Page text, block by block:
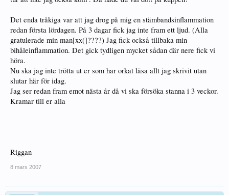
Det enda tråkiga var att jag drog på mig en stämbandsinflammation
redan första lördagen. På 3 dagar fick jag inte fram ett ljud. (Alla
gratulerade min man[xx(]????) Jag fick också tillbaka min
bihåleinflammation. Det gick tydligen mycket sådan där nere fick vi
höra.
Nu ska jag inte trötta ut er som har orkat läsa allt jag skrivit utan
slutar här för idag.
Jag ser redan fram emot nästa år då vi ska försöka stanna i 3 veckor.
Kramar till er alla
Riggan
8 mars 2007